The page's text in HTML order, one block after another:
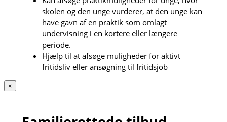
skolen og den unge vurderer, at den unge kan
have gavn af en praktik som omlagt
undervisning i en kortere eller længere
periode.
Hjælp til at afsøge muligheder for aktivt
fritidsliv eller ansøgning til fritidsjob
×